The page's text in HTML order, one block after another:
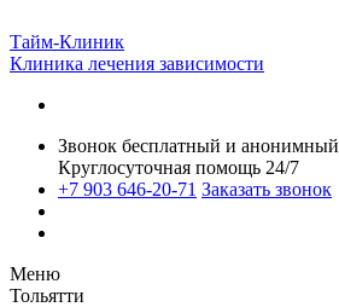
Тайм-Клиник
Клиника лечения зависимости
Звонок бесплатный и анонимный
Круглосуточная помощь 24/7
+7 903 646-20-71 Заказать звонок
Меню
Тольятти